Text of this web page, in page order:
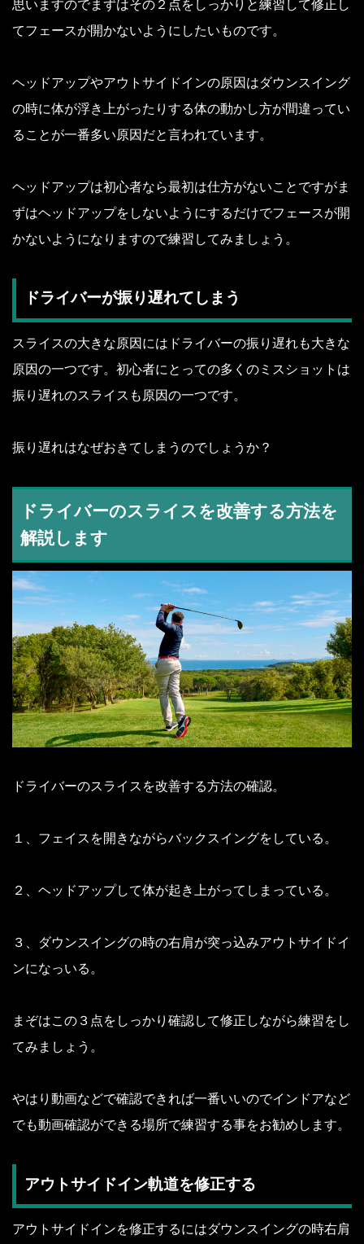
思いますのでまずはその２点をしっかりと練習して修正し
てフェースが開かないようにしたいものです。
ヘッドアップやアウトサイドインの原因はダウンスイング
の時に体が浮き上がったりする体の動かし方が間違ってい
ることが一番多い原因だと言われています。
ヘッドアップは初心者なら最初は仕方がないことですがま
ずはヘッドアップをしないようにするだけでフェースが開
かないようになりますので練習してみましょう。
ドライバーが振り遅れてしまう
スライスの大きな原因にはドライバーの振り遅れも大きな
原因の一つです。初心者にとっての多くのミスショットは
振り遅れのスライスも原因の一つです。
振り遅れはなぜおきてしまうのでしょうか？
ドライバーのスライスを改善する方法を
解説します
ドライバーのスライスを改善する方法の確認。
１、フェイスを開きながらバックスイングをしている。
２、ヘッドアップして体が起き上がってしまっている。
３、ダウンスイングの時の右肩が突っ込みアウトサイドイ
ンになっいる。
まぞはこの３点をしっかり確認して修正しながら練習をし
てみましょう。
やはり動画などで確認できれば一番いいのでインドアなど
でも動画確認ができる場所で練習する事をお勧めします。
アウトサイドイン軌道を修正する
アウトサイドインを修正するにはダウンスイングの時右肩